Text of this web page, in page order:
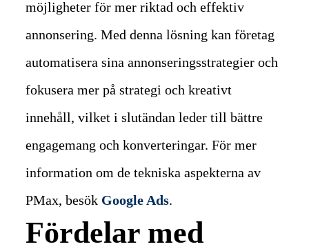
möjligheter för mer riktad och effektiv
annonsering. Med denna lösning kan företag
automatisera sina annonseringsstrategier och
fokusera mer på strategi och kreativt
innehåll, vilket i slutändan leder till bättre
engagemang och konverteringar. För mer
information om de tekniska aspekterna av
PMax, besök Google Ads.
Fördelar med